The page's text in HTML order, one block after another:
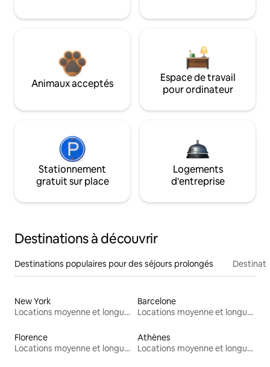
Animaux acceptés
Espace de travail
pour ordinateur
Stationnement
gratuit sur place
Logements
d'entreprise
Destinations à découvrir
Destinations populaires pour des séjours prolongés
New York
Locations moyenne et longue durée
Barcelone
Locations moyenne et longue durée
Florence
Locations moyenne et longue durée
Athènes
Locations moyenne et longue durée